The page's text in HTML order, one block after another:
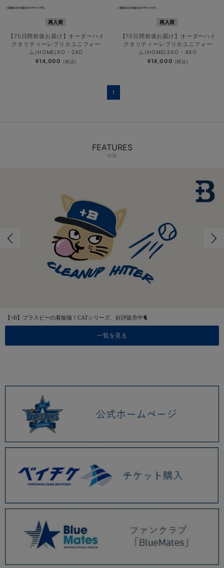
再入荷
【70日間前後お届け】オーダーハイ
クオリティーレプリカユニフォー
ム/HOME/XO・2XO
¥14,000 (税込)
再入荷
【70日間前後お届け】オーダーハイ
クオリティーレプリカユニフォー
ム/HOME/3XO・4XO
¥14,000 (税込)
1
FEATURES
特集
【+B】プラスビーの看板猫！CATシリーズ、好評販売中🐈
一覧を見る